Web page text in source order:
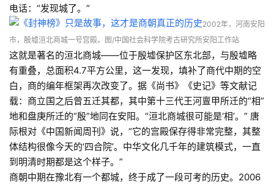
电话：“发现城了。”
2002年，河南安阳
市，殷墟洹北商城一号宫殿。
图/中国社会科学院考古研究所安阳工作站
这就是著名的洹北商城——位于殷墟保护区东北部，与殷墟略
有重叠，总面积4.7平方公里，这一发现，填补了商代中期的空
白，商的编年框架再次改变了。据《尚书》《史记》等文献记
载：商立国之后曾五迁其都，其中第十三代王河亶甲所迁的“相”
地和盘庚所迁的“殷”地同在安阳。“洹北商城很可能是‘相’。” 唐
际根对《中国新闻周刊》说，“它的宫殿保存得非常完整，其整
体结构很像今天的‘四合院’。中华文化几千年的建筑模式，一直
到明清时期都是这个样子。”
商朝中期在豫北有一个都城，终于成了一段可考的历史。2006